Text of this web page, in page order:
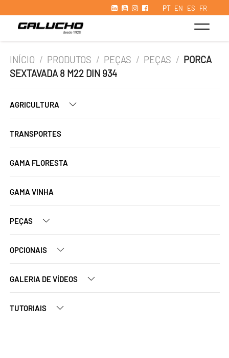
PT EN ES FR
INÍCIO / PRODUTOS / PEÇAS / PEÇAS / PORCA
SEXTAVADA 8 M22 DIN 934
AGRICULTURA
TRANSPORTES
GAMA FLORESTA
GAMA VINHA
PEÇAS
OPCIONAIS
GALERIA DE VÍDEOS
TUTORIAIS